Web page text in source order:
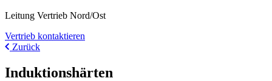
Leitung Vertrieb Nord/Ost
Vertrieb kontaktieren
Zurück
Induktionshärten